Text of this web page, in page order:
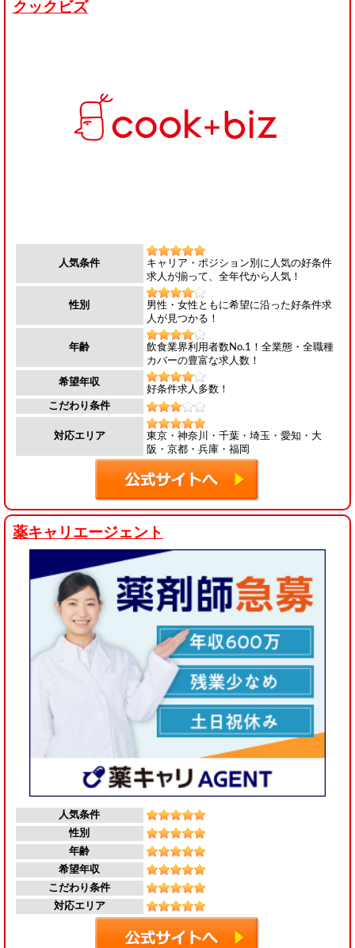
クックビズ
人気条件
キャリア・ポジション別に人気の好条件
求人が揃って、全年代から人気！
性別
男性・女性ともに希望に沿った好条件求
人が見つかる！
年齢
飲食業界利用者数No.1！全業態・全職種
カバーの豊富な求人数！
希望年収
好条件求人多数！
こだわり条件
対応エリア
東京・神奈川・千葉・埼玉・愛知・大
阪・京都・兵庫・福岡
薬キャリエージェント
人気条件
性別
年齢
希望年収
こだわり条件
対応エリア